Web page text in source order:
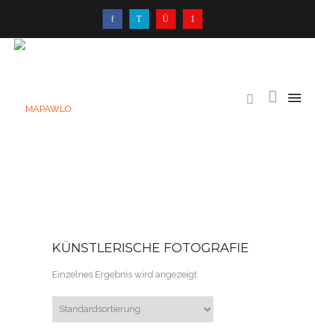
KÜNSTLERISCHE FOTOGRAFIE
Einzelnes Ergebnis wird angezeigt